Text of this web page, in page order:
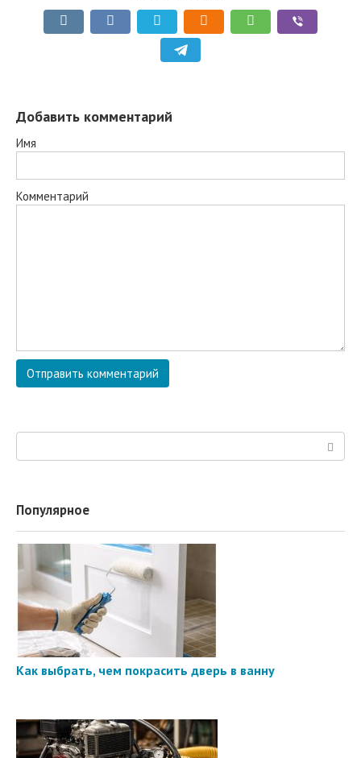
Добавить комментарий
Имя
Комментарий
Популярное
Как выбрать, чем покрасить дверь в ванну